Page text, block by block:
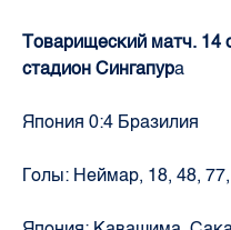
Товарищеский матч. 14
стадион Сингапура
Япония 0:4 Бразилия
Голы: Неймар, 18, 48, 77,